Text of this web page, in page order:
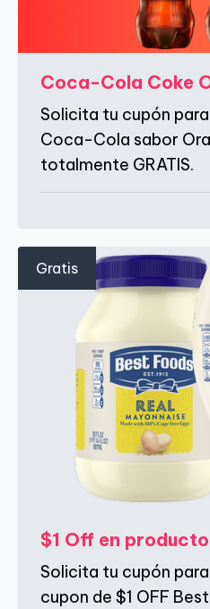
Solicita tu cupón
Coca-Cola sabor
totalmente GRATIS.
Gratis
Solicita tu cupón
cupon de $1 OFF